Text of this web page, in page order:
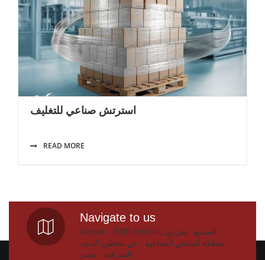
استرتش صناعي للتغليف
READ MORE
Navigate to us
Obour - Fifth District, المصنع : طريق
منطقة انشاص الصناعية - ش محطن الندى,
الشرقية - مصر